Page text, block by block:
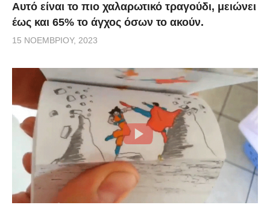
Αυτό είναι το πιο χαλαρωτικό τραγούδι, μειώνει
έως και 65% το άγχος όσων το ακούν.
15 ΝΟΕΜΒΡΊΟΥ, 2023